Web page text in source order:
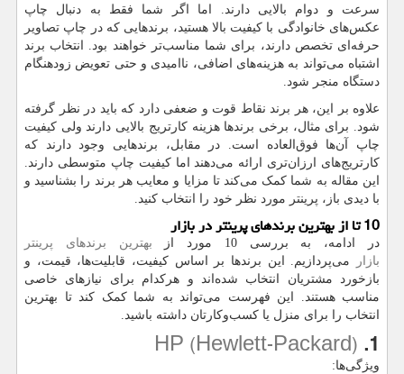
سرعت و دوام بالایی دارند. اما اگر شما فقط به دنبال چاپ
عکس‌های خانوادگی با کیفیت بالا هستید، برندهایی که در چاپ تصاویر
حرفه‌ای تخصص دارند، برای شما مناسب‌تر خواهند بود. انتخاب برند
اشتباه می‌تواند به هزینه‌های اضافی، ناامیدی و حتی تعویض زودهنگام
دستگاه منجر شود.
علاوه بر این، هر برند نقاط قوت و ضعفی دارد که باید در نظر گرفته
شود. برای مثال، برخی برندها هزینه کارتریج بالایی دارند ولی کیفیت
چاپ آن‌ها فوق‌العاده است. در مقابل، برندهایی وجود دارند که
کارتریج‌های ارزان‌تری ارائه می‌دهند اما کیفیت چاپ متوسطی دارند.
این مقاله به شما کمک می‌کند تا مزایا و معایب هر برند را بشناسید و
با دیدی باز، پرینتر مورد نظر خود را انتخاب کنید.
10 تا از بهترین برندهای پرینتر در بازار
در ادامه، به بررسی 10 مورد از
بهترین برندهای پرینتر
بازار
می‌پردازیم. این برندها بر اساس کیفیت، قابلیت‌ها، قیمت، و
بازخورد مشتریان انتخاب شده‌اند و هرکدام برای نیازهای خاصی
مناسب هستند. این فهرست می‌تواند به شما کمک کند تا بهترین
انتخاب را برای منزل یا کسب‌وکارتان داشته باشید.
1.
HP (Hewlett-Packard)
ویژگی‌ها: